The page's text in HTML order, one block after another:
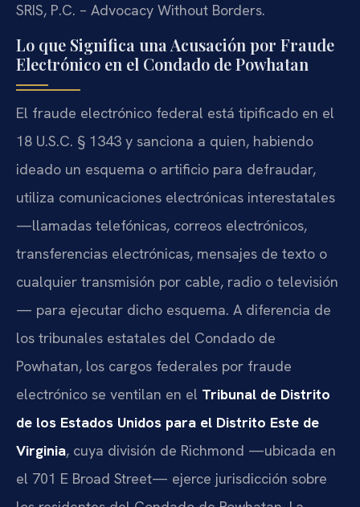
SRIS, P.C. – Advocacy Without Borders.
Lo que Significa una Acusación por Fraude
Electrónico en el Condado de Powhatan
El fraude electrónico federal está tipificado en el
18 U.S.C. § 1343 y sanciona a quien, habiendo
ideado un esquema o artificio para defraudar,
utiliza comunicaciones electrónicas interestatales
—llamadas telefónicas, correos electrónicos,
transferencias electrónicas, mensajes de texto o
cualquier transmisión por cable, radio o televisión
— para ejecutar dicho esquema. A diferencia de
los tribunales estatales del Condado de
Powhatan, los cargos federales por fraude
electrónico se ventilan en el Tribunal de Distrito
de los Estados Unidos para el Distrito Este de
Virginia, cuya división de Richmond —ubicada en
el 701 E Broad Street— ejerce jurisdicción sobre